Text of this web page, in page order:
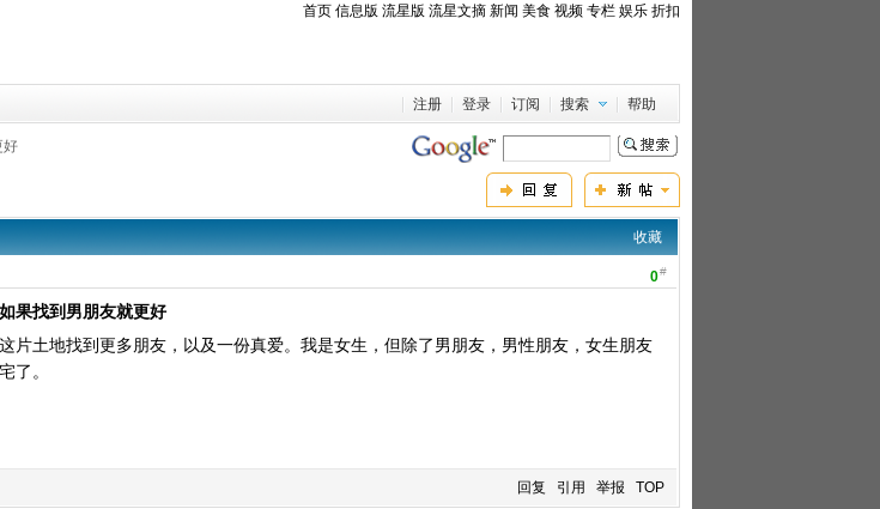
首页 信息版 流星版 流星文摘 新闻 美食 视频 专栏 娱乐 折扣
注册 登录 订阅 搜索 帮助
好
收藏
0#
果找到男朋友就更好
片土地找到更多朋友，以及一份真爱。我是女生，但除了男朋友，男性朋友，女生朋友
了。
回复 引用 举报 TOP